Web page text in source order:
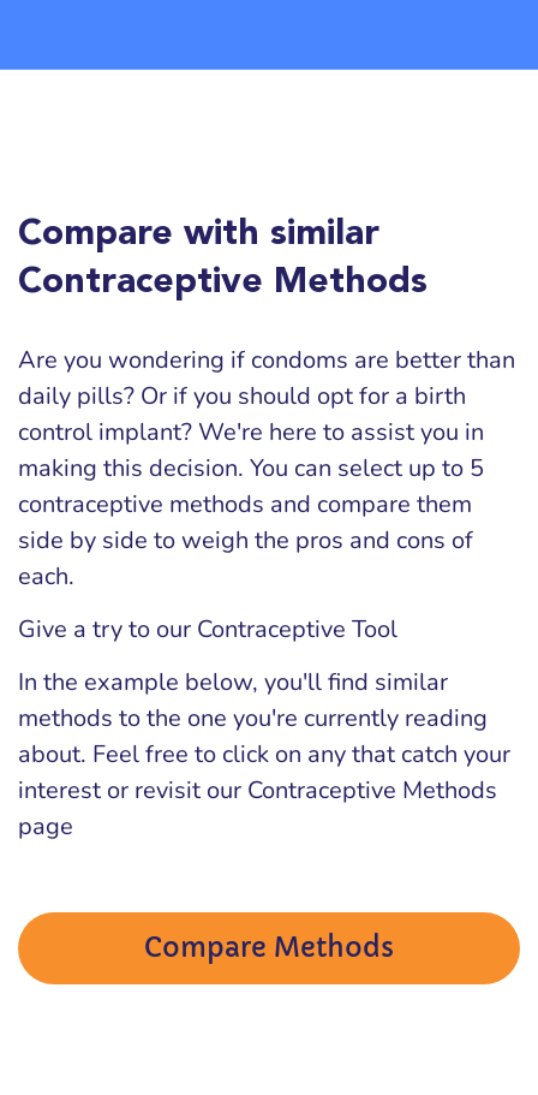
Compare with similar
Contraceptive Methods
Are you wondering if condoms are better than
daily pills? Or if you should opt for a birth
control implant? We're here to assist you in
making this decision. You can select up to 5
contraceptive methods and compare them
side by side to weigh the pros and cons of
each.
Give a try to our Contraceptive Tool
In the example below, you'll find similar
methods to the one you're currently reading
about. Feel free to click on any that catch your
interest or revisit our Contraceptive Methods
page
Compare Methods